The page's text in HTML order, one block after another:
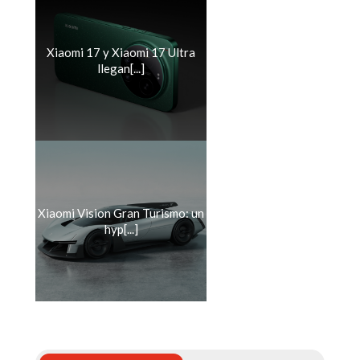
Xiaomi 17 y Xiaomi 17 Ultra
llegan[...]
Xiaomi Vision Gran Turismo: un
hyp[...]